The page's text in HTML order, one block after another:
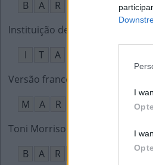
I
I
B
A
R
Instituição de ensino superior
I
T
A
Versão francesa do nome Maria
M
A R
Toni Morrison estudou nessa
B
A R